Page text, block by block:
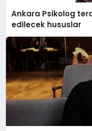
Ankara Psikolog
edilecek hususlar